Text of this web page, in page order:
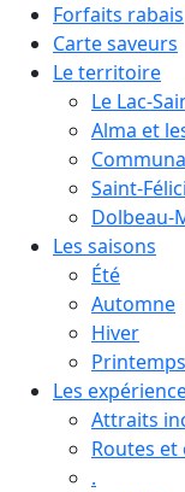
Forfaits rabais
Carte saveurs
Le territoire
Le Lac-
Alma et
Saint-
Dolbeau-
Les saisons
Été
Automne
Hiver
Printemps
Les
Attraits
Routes et
.